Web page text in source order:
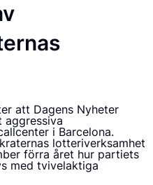
att Dagens Nyheter
aggressiva
i Barcelona.
lotteriverksamhet
förra året hur partiets
med tvivelaktiga